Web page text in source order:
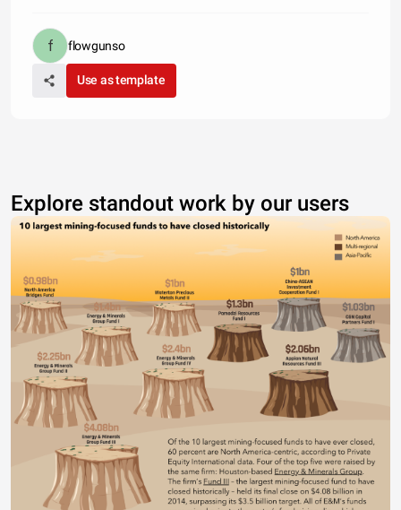
flowgunso
Use as template
Explore standout work by our users